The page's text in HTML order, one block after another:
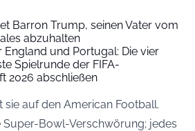
Barron Trump, seinen Vater vom
abzuhalten
und Portugal: Die vier
Spielrunde der FIFA-
2026 abschließen
sie auf den American Football.
Super-Bowl-Verschwörung; jedes